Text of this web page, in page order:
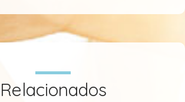
Relacionados